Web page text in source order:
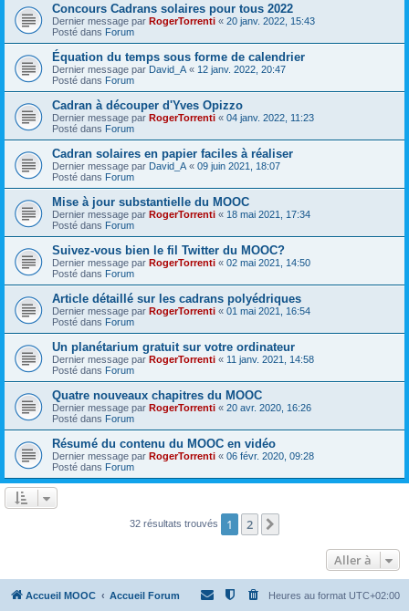
Concours Cadrans solaires pour tous 2022
Dernier message par RogerTorrenti « 20 janv. 2022, 15:43
Posté dans Forum
Équation du temps sous forme de calendrier
Dernier message par David_A « 12 janv. 2022, 20:47
Posté dans Forum
Cadran à découper d'Yves Opizzo
Dernier message par RogerTorrenti « 04 janv. 2022, 11:23
Posté dans Forum
Cadran solaires en papier faciles à réaliser
Dernier message par David_A « 09 juin 2021, 18:07
Posté dans Forum
Mise à jour substantielle du MOOC
Dernier message par RogerTorrenti « 18 mai 2021, 17:34
Posté dans Forum
Suivez-vous bien le fil Twitter du MOOC?
Dernier message par RogerTorrenti « 02 mai 2021, 14:50
Posté dans Forum
Article détaillé sur les cadrans polyédriques
Dernier message par RogerTorrenti « 01 mai 2021, 16:54
Posté dans Forum
Un planétarium gratuit sur votre ordinateur
Dernier message par RogerTorrenti « 11 janv. 2021, 14:58
Posté dans Forum
Quatre nouveaux chapitres du MOOC
Dernier message par RogerTorrenti « 20 avr. 2020, 16:26
Posté dans Forum
Résumé du contenu du MOOC en vidéo
Dernier message par RogerTorrenti « 06 févr. 2020, 09:28
Posté dans Forum
32 résultats trouvés 1 2
Aller à
Accueil MOOC Accueil Forum Heures au format UTC+02:00